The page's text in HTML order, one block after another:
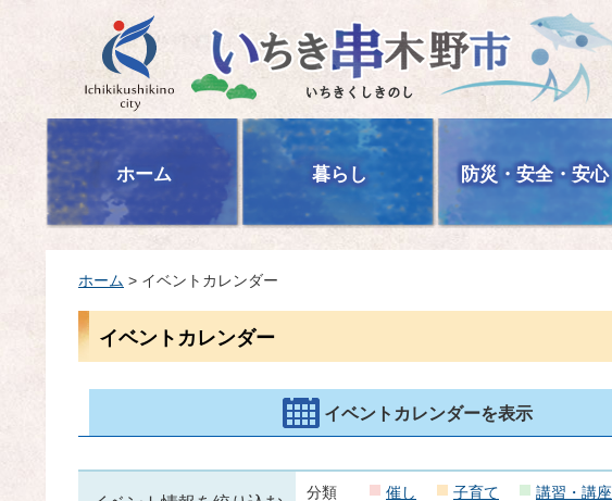
いちき串木野市
ホーム 暮らし 防災・安全・安心
ホーム > イベントカレンダー
イベントカレンダー
イベントカレンダーを表示
分類 催し 子育て 講習・講座